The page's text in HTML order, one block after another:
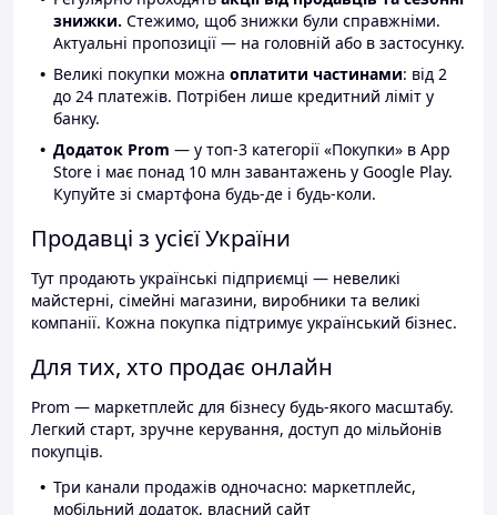
знижки. Стежимо, щоб знижки були справжніми.
Актуальні пропозиції — на головній або в застосунку.
Великі покупки можна оплатити частинами: від 2
до 24 платежів. Потрібен лише кредитний ліміт у
банку.
Додаток Prom — у топ-3 категорії «Покупки» в App
Store і має понад 10 млн завантажень у Google Play.
Купуйте зі смартфона будь-де і будь-коли.
Продавці з усієї України
Тут продають українські підприємці — невеликі
майстерні, сімейні магазини, виробники та великі
компанії. Кожна покупка підтримує український бізнес.
Для тих, хто продає онлайн
Prom — маркетплейс для бізнесу будь-якого масштабу.
Легкий старт, зручне керування, доступ до мільйонів
покупців.
Три канали продажів одночасно: маркетплейс,
мобільний додаток, власний сайт